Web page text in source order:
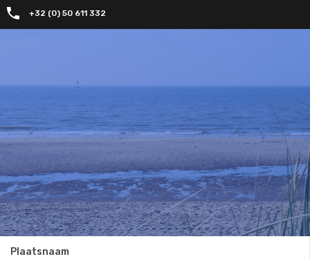
+32 (0) 50 611 332
Plaatsnaam